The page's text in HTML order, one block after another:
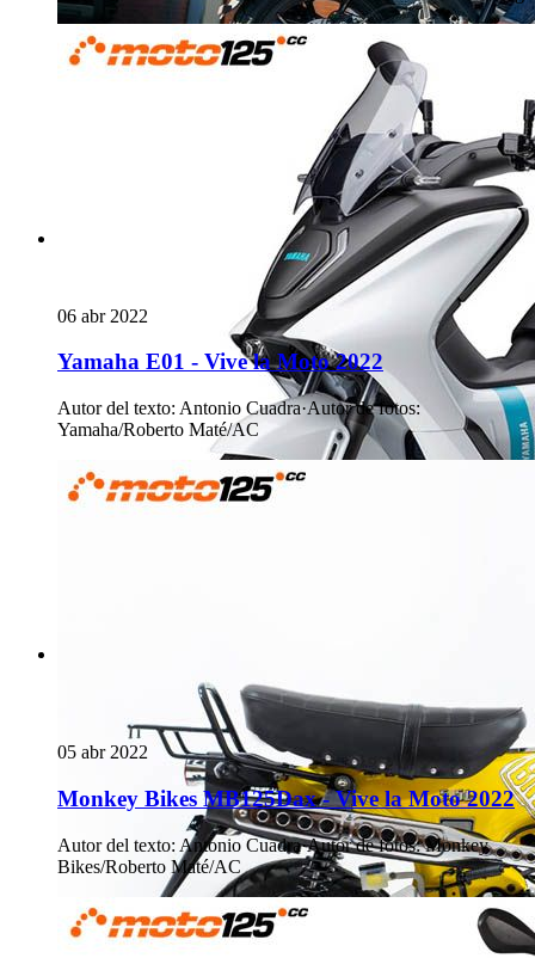
06 abr 2022
Yamaha E01 - Vive la Moto 2022
Autor del texto: Antonio Cuadra·Autor de fotos:
Yamaha/Roberto Maté/AC
05 abr 2022
Monkey Bikes MB125Dax - Vive la Moto 2022
Autor del texto: Antonio Cuadra·Autor de fotos: Monkey
Bikes/Roberto Maté/AC